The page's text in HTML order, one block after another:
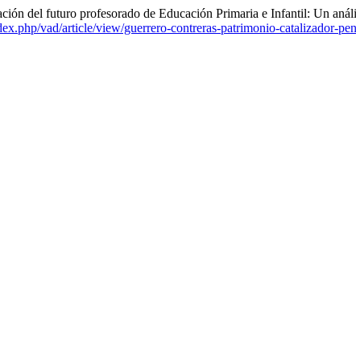
del futuro profesorado de Educación Primaria e Infantil: Un
vad/article/view/guerrero-contreras-patrimonio-catalizador-